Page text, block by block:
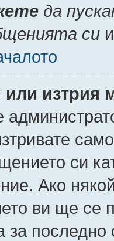
да
си
изтрия
си
Ако
ви ще се
за